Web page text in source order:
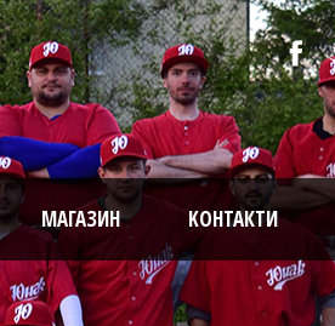
МАГАЗИН KОНТАКТИ